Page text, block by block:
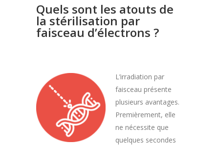
Quels sont les atouts de
la stérilisation par
faisceau d’électrons ?
L’irradiation par
faisceau présente
plusieurs avantages.
Premièrement, elle
ne nécessite que
quelques secondes